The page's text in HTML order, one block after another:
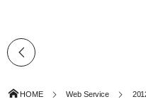
HOME Web Service